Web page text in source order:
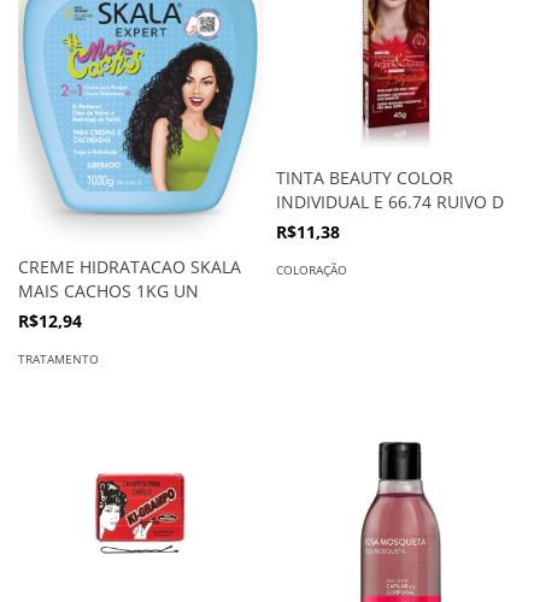
CREME HIDRATACAO SKALA
MAIS CACHOS 1KG UN
R$12,94
TRATAMENTO
TINTA BEAUTY COLOR
INDIVIDUAL E 66.74 RUIVO D
R$11,38
COLORAÇÃO